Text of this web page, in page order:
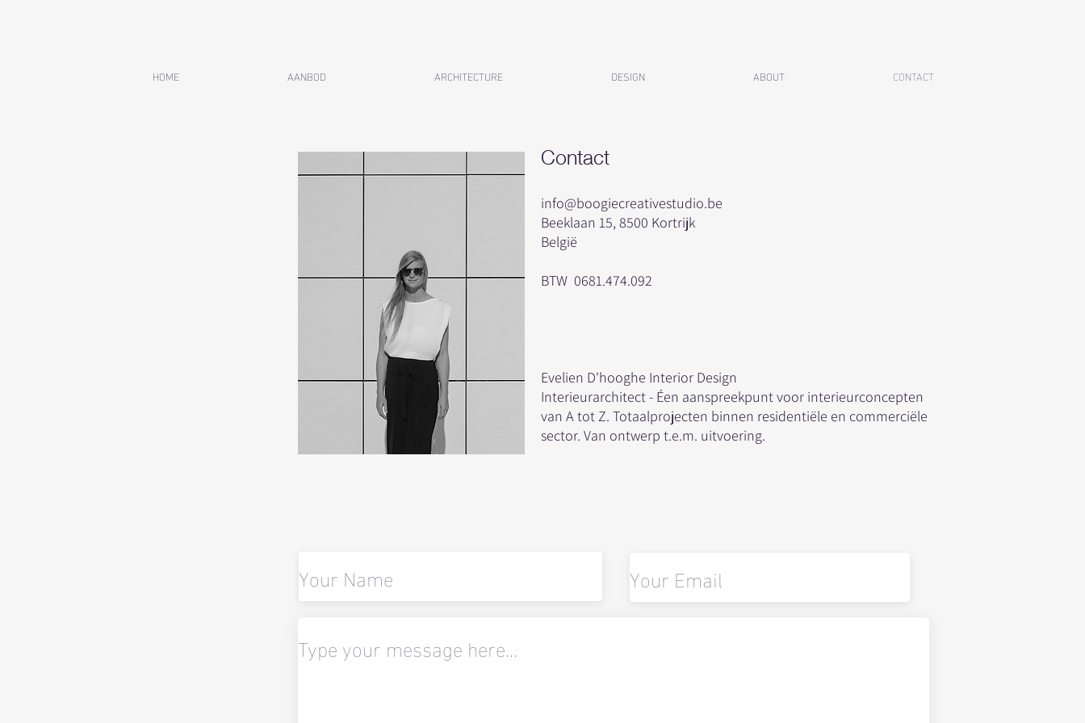
HOME AANBOD ARCHITECTURE DESIGN ABOUT CONTACT
Contact
info@boogiecreativestudio.be
Beeklaan 15, 8500 Kortrijk
België
BTW 0681.474.092
Evelien D'hooghe Interior Design
Interieurarchitect - Éen aanspreekpunt voor interieurconcepten
van A tot Z. Totaalprojecten binnen residentiële en commerciële
sector. Van ontwerp t.e.m. uitvoering.